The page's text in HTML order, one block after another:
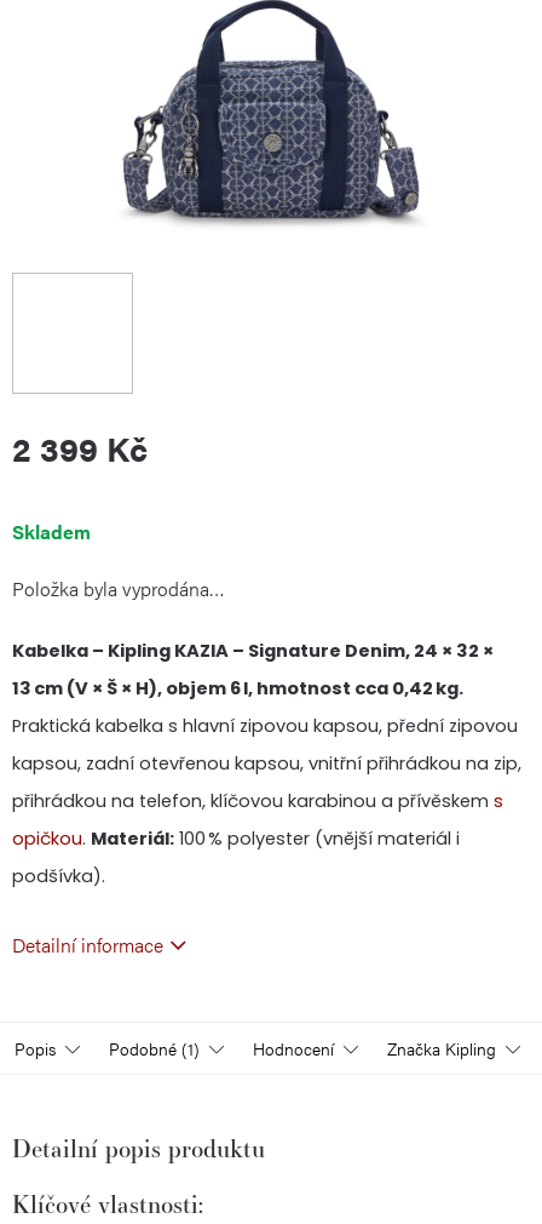
2 399 Kč
Měrná
cena:
Skladem
Položka byla vyprodána…
Kabelka – Kipling KAZIA – Signature Denim, 24 × 32 ×
13 cm (V × Š × H), objem 6 l, hmotnost cca 0,42 kg.
Praktická kabelka s hlavní zipovou kapsou, přední zipovou
kapsou, zadní otevřenou kapsou, vnitřní přihrádkou na zip,
přihrádkou na telefon, klíčovou karabinou a přívěskem s
opičkou. Materiál: 100 % polyester (vnější materiál i
podšívka).
Detailní informace
Popis Podobné (1) Hodnocení Značka Kipling
Detailní popis produktu
Klíčové vlastnosti: